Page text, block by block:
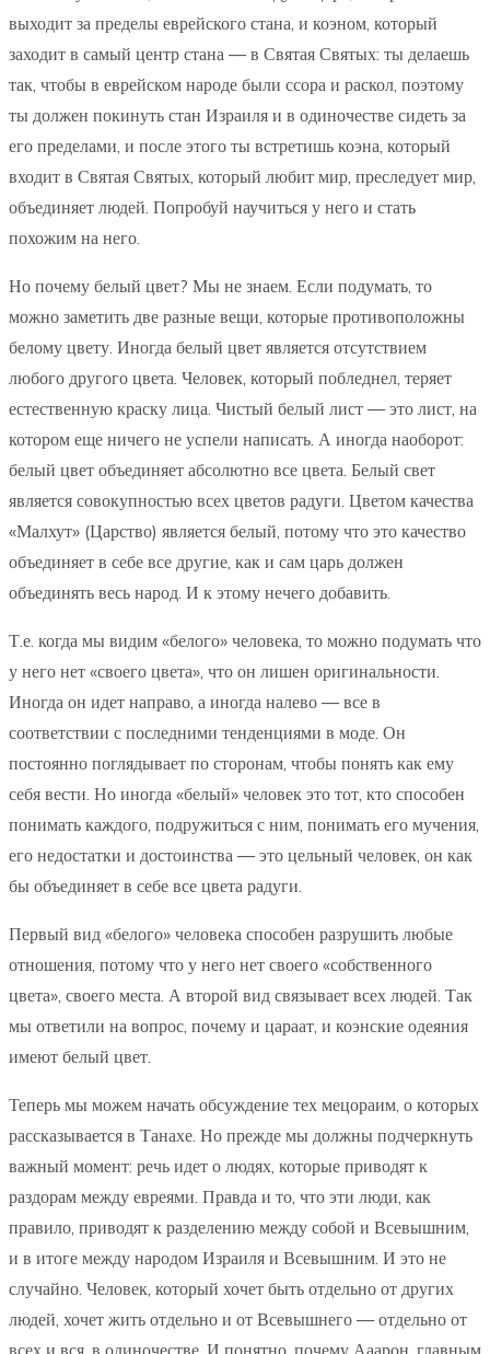
выходит за пределы еврейского стана, и коэном, который
заходит в самый центр стана — в Святая Святых: ты делаешь
так, чтобы в еврейском народе были ссора и раскол, поэтому
ты должен покинуть стан Израиля и в одиночестве сидеть за
его пределами, и после этого ты встретишь коэна, который
входит в Святая Святых, который любит мир, преследует мир,
объединяет людей. Попробуй научиться у него и стать
похожим на него.
Но почему белый цвет? Мы не знаем. Если подумать, то
можно заметить две разные вещи, которые противоположны
белому цвету. Иногда белый цвет является отсутствием
любого другого цвета. Человек, который побледнел, теряет
естественную краску лица. Чистый белый лист — это лист, на
котором еще ничего не успели написать. А иногда наоборот:
белый цвет объединяет абсолютно все цвета. Белый свет
является совокупностью всех цветов радуги. Цветом качества
«Малхут» (Царство) является белый, потому что это качество
объединяет в себе все другие, как и сам царь должен
объединять весь народ. И к этому нечего добавить.
Т.е. когда мы видим «белого» человека, то можно подумать что
у него нет «своего цвета», что он лишен оригинальности.
Иногда он идет направо, а иногда налево — все в
соответствии с последними тенденциями в моде. Он
постоянно поглядывает по сторонам, чтобы понять как ему
себя вести. Но иногда «белый» человек это тот, кто способен
понимать каждого, подружиться с ним, понимать его мучения,
его недостатки и достоинства — это цельный человек, он как
бы объединяет в себе все цвета радуги.
Первый вид «белого» человека способен разрушить любые
отношения, потому что у него нет своего «собственного
цвета», своего места. А второй вид связывает всех людей. Так
мы ответили на вопрос, почему и цараат, и коэнские одеяния
имеют белый цвет.
Теперь мы можем начать обсуждение тех мецораим, о которых
рассказывается в Танахе. Но прежде мы должны подчеркнуть
важный момент: речь идет о людях, которые приводят к
раздорам между евреями. Правда и то, что эти люди, как
правило, приводят к разделению между собой и Всевышним,
и в итоге между народом Израиля и Всевышним. И это не
случайно. Человек, который хочет быть отдельно от других
людей, хочет жить отдельно и от Всевышнего — отдельно от
всех и вся, в одиночестве. И понятно, почему Ааарон, главным